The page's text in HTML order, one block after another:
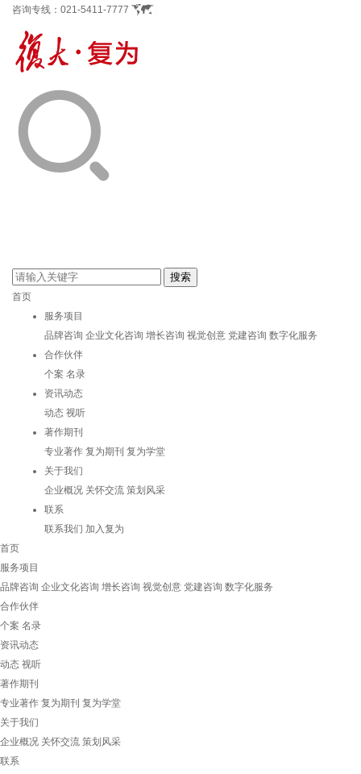
咨询专线： 021-5411-7777
首页
服务项目
品牌咨询 企业文化咨询 增长咨询 视觉创意 党建咨询 数字化服务
合作伙伴
个案 名录
资讯动态
动态 视听
著作期刊
专业著作 复为期刊 复为学堂
关于我们
企业概况 关怀交流 策划风采
联系
联系我们 加入复为
首页
服务项目
品牌咨询 企业文化咨询 增长咨询 视觉创意 党建咨询 数字化服务
合作伙伴
个案 名录
资讯动态
动态 视听
著作期刊
专业著作 复为期刊 复为学堂
关于我们
企业概况 关怀交流 策划风采
联系